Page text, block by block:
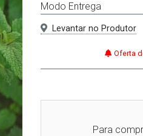
Modo Entrega
Levantar no Produtor
Oferta
Para